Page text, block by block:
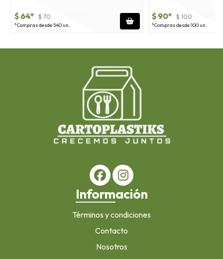
$ 64* $ 70
*Compras desde 540 un.
$ 90* $ 100
*Compras desde 100 un.
Información
Términos y condiciones
Contacto
Nosotros